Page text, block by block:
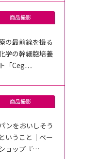
商品撮影
の最前線を撮る
学の幹細胞培養
「Ceg…
商品撮影
ンをおいしそう
いうこと｜ベー
ョップ『…